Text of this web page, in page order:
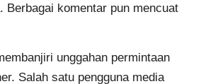
Berbagai komentar pun mencuat
unggahan permintaan
Salah satu pengguna media